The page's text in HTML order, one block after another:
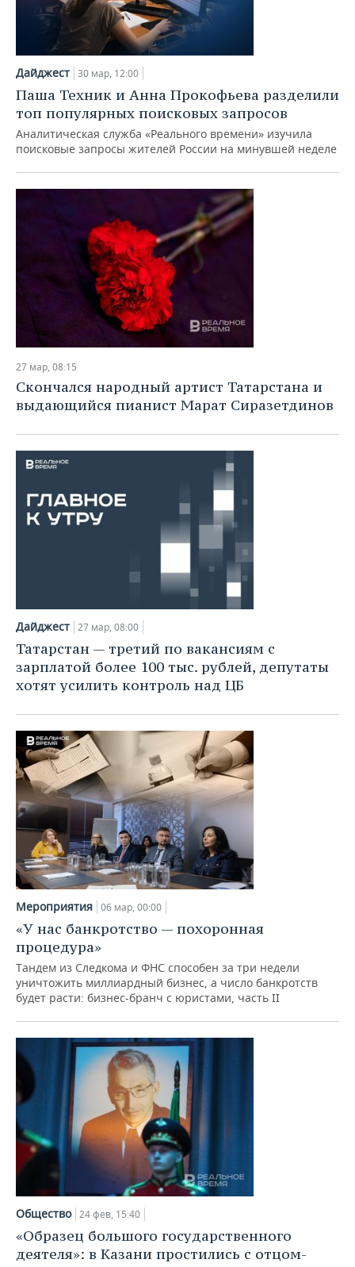
Дайджест 30 мар, 12:00
Паша Техник и Анна Прокофьева разделили
топ популярных поисковых запросов
Аналитическая служба «Реального времени» изучила
поисковые запросы жителей России на минувшей неделе
27 мар, 08:15
Скончался народный артист Татарстана и
выдающийся пианист Марат Сиразетдинов
Дайджест 27 мар, 08:00
Татарстан — третий по вакансиям с
зарплатой более 100 тыс. рублей, депутаты
хотят усилить контроль над ЦБ
Мероприятия 06 мар, 00:00
«У нас банкротство — похоронная
процедура»
Тандем из Следкома и ФНС способен за три недели
уничтожить миллиардный бизнес, а число банкротств
будет расти: бизнес-бранч с юристами, часть II
Общество 24 фев, 15:40
«Образец большого государственного
деятеля»: в Казани простились с отцом-